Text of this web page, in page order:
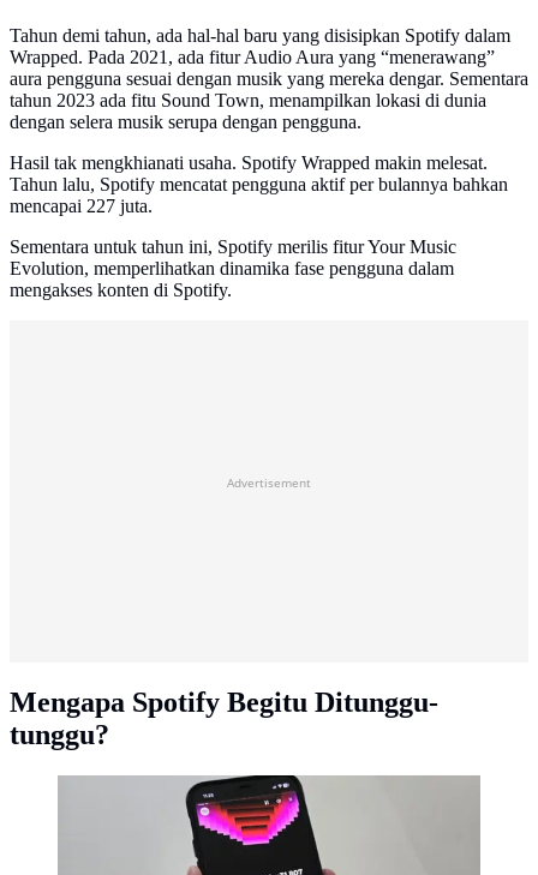
Tahun demi tahun, ada hal-hal baru yang disisipkan Spotify dalam
Wrapped. Pada 2021, ada fitur Audio Aura yang “menerawang”
aura pengguna sesuai dengan musik yang mereka dengar. Sementara
tahun 2023 ada fitu Sound Town, menampilkan lokasi di dunia
dengan selera musik serupa dengan pengguna.
Hasil tak mengkhianati usaha. Spotify Wrapped makin melesat.
Tahun lalu, Spotify mencatat pengguna aktif per bulannya bahkan
mencapai 227 juta.
Sementara untuk tahun ini, Spotify merilis fitur Your Music
Evolution, memperlihatkan dinamika fase pengguna dalam
mengakses konten di Spotify.
Advertisement
Mengapa Spotify Begitu Ditunggu-
tunggu?